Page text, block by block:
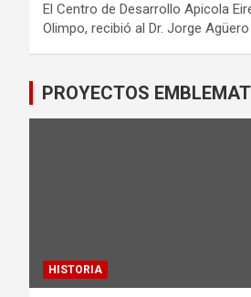
El Centro de Desarrollo Apicola
Olimpo, recibió al Dr. Jorge Agüero
PROYECTOS
HISTORIA